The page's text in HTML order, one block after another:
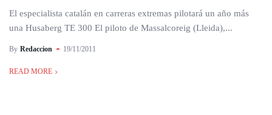
El especialista catalán en carreras extremas pilotará un año más
una Husaberg TE 300 El piloto de Massalcoreig (Lleida),...
By Redaccion 19/11/2011
READ MORE